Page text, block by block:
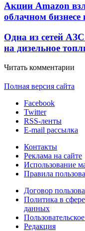
Акции Amazon
облачном
Одна из сетей
на дизельное
Читать комментарии
Полная версия сайта
Facebook
Twitter
RSS-ленты
E-mail рассылка
Контакты
Реклама на сайте
Использование
Правила
Договор
Политика в
данных
Редакция